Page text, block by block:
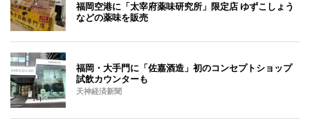
福岡空港に「太宰府薬味研究所」限定店 ゆずこしょう
などの薬味を販売
福岡・大手門に「佐嘉酒造」初のコンセプトショップ
試飲カウンターも
天神経済新聞